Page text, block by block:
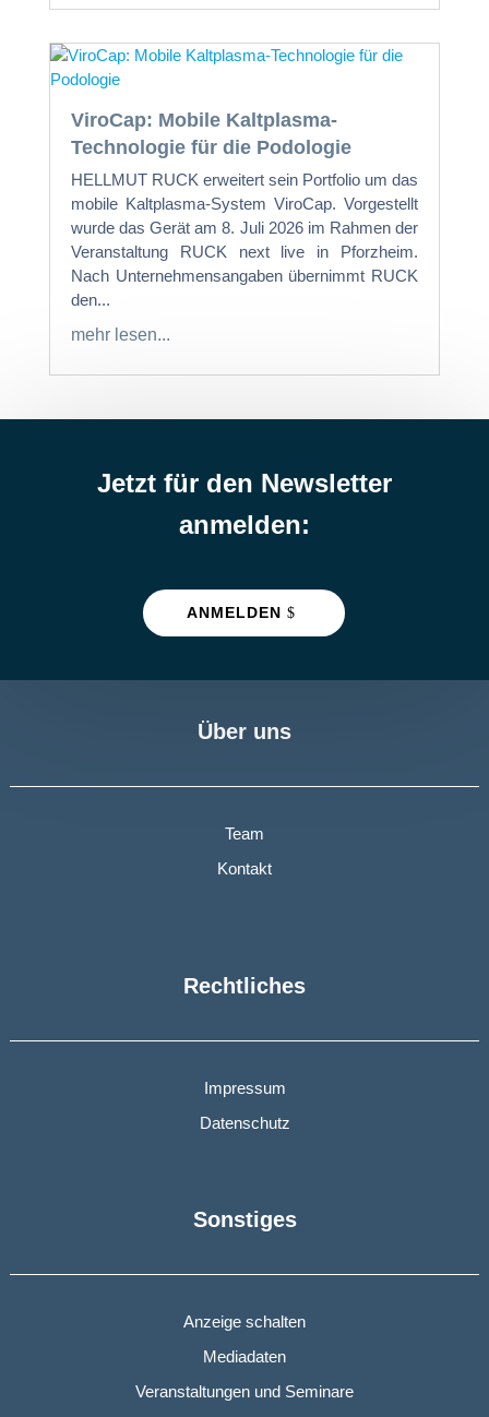
ViroCap: Mobile Kaltplasma-
Technologie für die Podologie
HELLMUT RUCK erweitert sein Portfolio um das
mobile Kaltplasma-System ViroCap. Vorgestellt
wurde das Gerät am 8. Juli 2026 im Rahmen der
Veranstaltung RUCK next live in Pforzheim.
Nach Unternehmensangaben übernimmt RUCK
den...
mehr lesen...
Jetzt für den Newsletter
anmelden:
ANMELDEN
Über uns
Team
Kontakt
Rechtliches
Impressum
Datenschutz
Sonstiges
Anzeige schalten
Mediadaten
Veranstaltungen und Seminare